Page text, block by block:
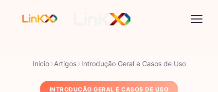
Início Artigos Introdução Geral e Casos de Uso
INTRODUÇÃO GERAL E CASOS DE USO